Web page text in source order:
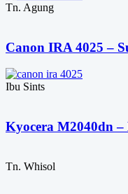
Tn. Agung
Canon IRA 4025 –
Ibu Sints
Kyocera M2040dn
Tn. Whisol